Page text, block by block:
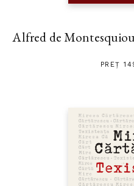
Alfred de
PREȚ